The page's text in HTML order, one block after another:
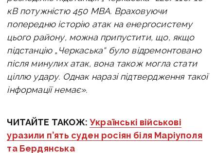
кВ потужністю 450 МВА. Враховуючи
попередню історію атак на енергосистему
цього району, можна припустити, що, якщо
підстанцію „Черкаська“ було відремонтовано
після минулих атак, вона також могла стати
ціллю удару. Однак наразі підтвердження такої
інформації немає».
ЧИТАЙТЕ ТАКОЖ:Українські військові
уразили п’ять суден росіян біля Маріуполя
та Бердянська